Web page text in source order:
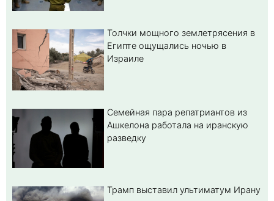
Толчки мощного землетрясения в
Египте ощущались ночью в
Израиле
Семейная пара репатриантов из
Ашкелона работала на иранскую
разведку
Трамп выставил ультиматум Ирану